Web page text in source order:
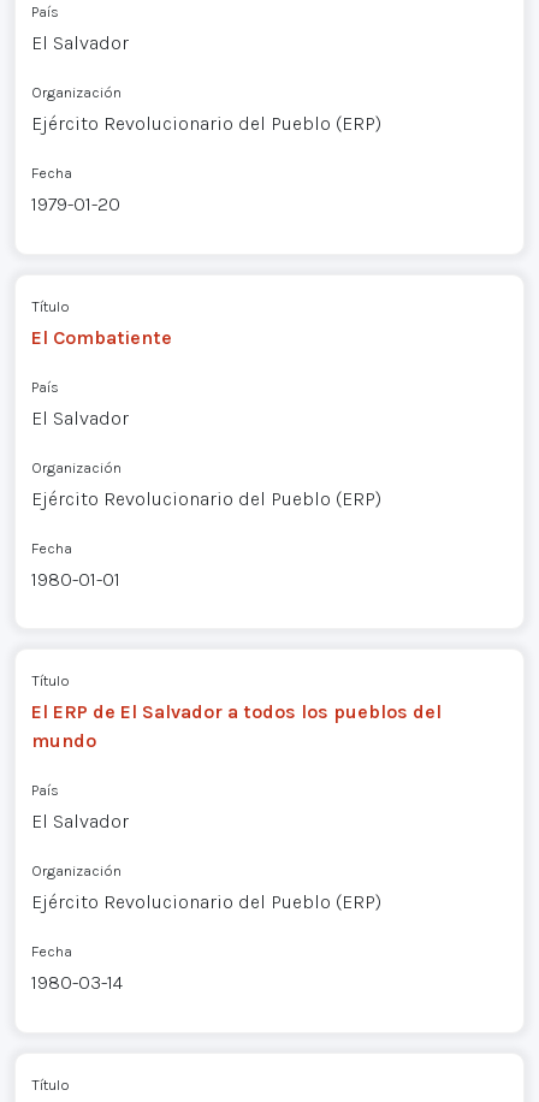
País
El Salvador
Organización
Ejército Revolucionario del Pueblo (ERP)
Fecha
1979-01-20
Título
El Combatiente
País
El Salvador
Organización
Ejército Revolucionario del Pueblo (ERP)
Fecha
1980-01-01
Título
El ERP de El Salvador a todos los pueblos del
mundo
País
El Salvador
Organización
Ejército Revolucionario del Pueblo (ERP)
Fecha
1980-03-14
Título